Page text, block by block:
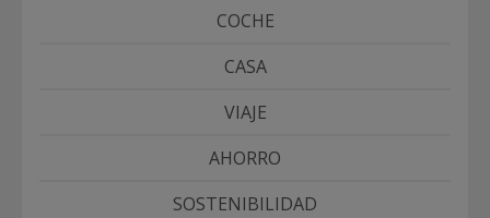
COCHE
CASA
VIAJE
AHORRO
SOSTENIBILIDAD